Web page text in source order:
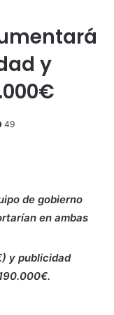
y
49
de gobierno
en ambas
y publicidad